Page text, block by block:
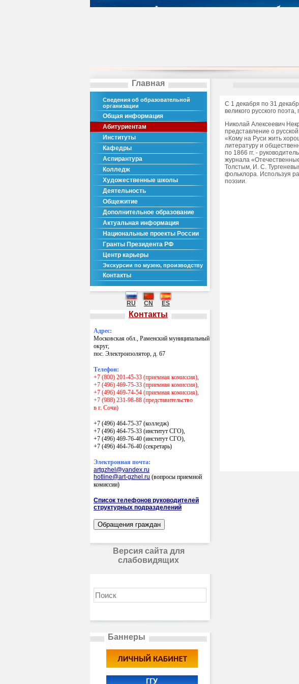
Главная
Сведения об образовательной
организации
Общая информация
Абитуриентам
Институты
Кафедры
Аспирантура
Колледж
Художественные школы
Деятельность
Общежитие
Дополнительное образование
Актуальная информация
Национальные проекты России
Гранты Президента РФ
Центр карьеры
Экскурсии по музею, производству
Контакты
RU CN ES
Контакты
Адрес:
Московская обл., Раменский муниципальный
округ,
пос. Электроизолятор, д. 67
Телефон:
+7 (800) 201-45-33 (приемная комиссия),
+7 (496) 469-75-33 (приемная комиссия),
+7 (496) 469-74-54 (приемная комиссия),
+7 (988) 231-98-88 (представительство
в г. Сочи)
+7 (496) 464-75-37 (колледж)
+7 (496) 464-75-33 (институт СГО),
+7 (496) 469-76-40 (институт СГО),
+7 (496) 464-76-40 (секретарь)
Электронная почта:
artgzhel@yandex.ru
hotline@art-gzhel.ru (вопросы приемной
комиссии)
Список телефонов руководителей
структурных подразделений
Версия сайта для
слабовидящих
Баннеры
С 1 декабря по 31
великого русского
Николай Алексеевич
представление о
«Кому на Руси жить
литературу и
по 1866 гг. -
журнала
Толстым, И. С.
фольклора. Используя
поэзии.